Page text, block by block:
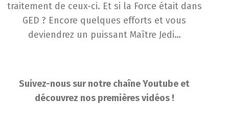
traitement de ceux-ci. Et si la Force était dans
GED ? Encore quelques efforts et vous
deviendrez un puissant Maître Jedi…
Suivez-nous sur notre chaîne Youtube et
découvrez nos premières vidéos !